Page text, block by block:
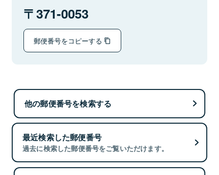
371-0053
郵便番号をコピーする
他の郵便番号を検索する
最近検索した郵便番号
過去に検索した郵便番号をご覧いただけます。